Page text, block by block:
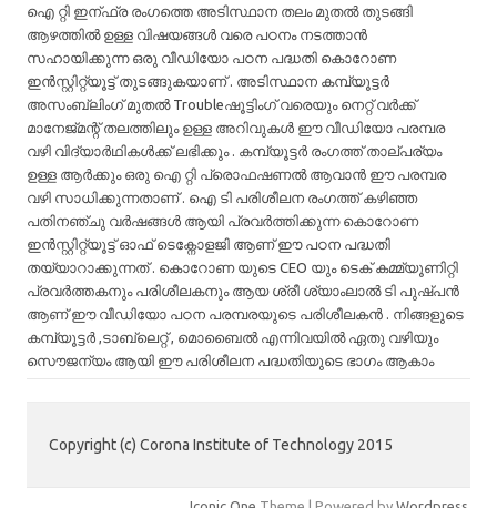
ഐ റ്റി ഇന്ഫ്ര രംഗത്തെ അടിസ്ഥാന തലം മുതൽ തുടങ്ങി
ആഴത്തിൽ ഉള്ള വിഷയങ്ങൾ വരെ പഠനം നടത്താൻ
സഹായിക്കുന്ന ഒരു വീഡിയോ പഠന പദ്ധതി കൊറോണ
ഇൻസ്റ്റിറ്റ്യൂട്ട് തുടങ്ങുകയാണ് . അടിസ്ഥാന കമ്പ്യൂട്ടർ
അസംബ്ലിംഗ് മുതൽ Troubleഷൂട്ടിംഗ് വരെയും നെറ്റ് വർക്ക്‌
മാനേജ്‌മന്റ്‌ തലത്തിലും ഉള്ള അറിവുകൾ ഈ വീഡിയോ പരമ്പര
വഴി വിദ്യാർഥികൾക്ക് ലഭിക്കും . കമ്പ്യൂട്ടർ രംഗത്ത് താല്പര്യം
ഉള്ള ആർക്കും ഒരു ഐ റ്റി പ്രൊഫഷണൽ ആവാൻ ഈ പരമ്പര
വഴി സാധിക്കുന്നതാണ് . ഐ ടി പരിശീലന രംഗത്ത് കഴിഞ്ഞ
പതിനഞ്ചു വർഷങ്ങൾ ആയി പ്രവർത്തിക്കുന്ന കൊറോണ
ഇൻസ്റ്റിറ്റ്യൂട്ട് ഓഫ് ടെക്നോളജി ആണ് ഈ പഠന പദ്ധതി
തയ്യാറാക്കുന്നത് . കൊറോണ യുടെ CEO യും ടെക് കമ്മ്യൂണിറ്റി
പ്രവർത്തകനും പരിശീലകനും ആയ ശ്രീ ശ്യാംലാൽ ടി പുഷ്പൻ
ആണ് ഈ വീഡിയോ പഠന പരമ്പരയുടെ പരിശീലകൻ . നിങ്ങളുടെ
കമ്പ്യൂട്ടർ ,ടാബ്ലെറ്റ് , മൊബൈൽ എന്നിവയിൽ ഏതു വഴിയും
സൌജന്യം ആയി ഈ പരിശീലന പദ്ധതിയുടെ ഭാഗം ആകാം
Copyright (c) Corona Institute of Technology 2015